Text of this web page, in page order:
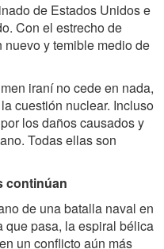
de Estados Unidos e
Con el estrecho de
y temible medio de
iraní no cede en nada,
cuestión nuclear. Incluso
los daños causados y
Todas ellas son
continúan
de una batalla naval en
que pasa, la espiral bélica
un conflicto aún más